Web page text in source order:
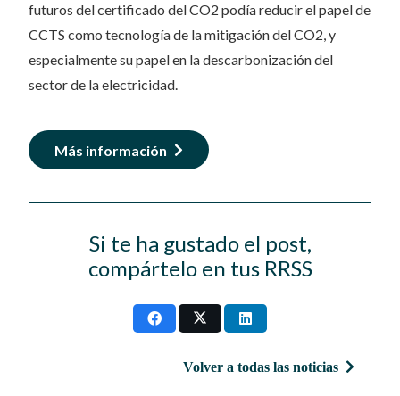
futuros del certificado del CO2 podía reducir el papel de
CCTS como tecnología de la mitigación del CO2, y
especialmente su papel en la descarbonización del
sector de la electricidad.
Más información
Si te ha gustado el post,
compártelo en tus RRSS
Volver a todas las noticias